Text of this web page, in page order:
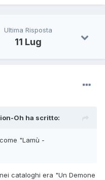
Ultima Risposta
11 Lug
Oh ha scritto:
"Lamù -
cataloghi era "Un Demone